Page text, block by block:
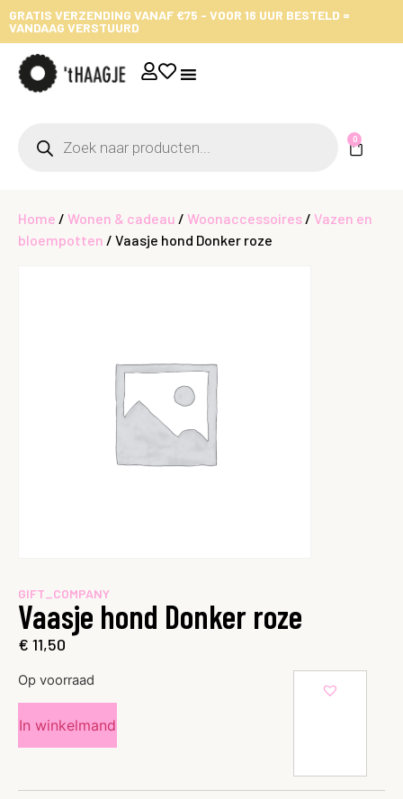
GRATIS VERZENDING VANAF €75 - VOOR 16 UUR BESTELD =
VANDAAG VERSTUURD
0
Home / Wonen & cadeau / Woonaccessoires / Vazen en
bloempotten / Vaasje hond Donker roze
GIFT_COMPANY
Vaasje hond Donker roze
€ 11,50
Op voorraad
In winkelmand